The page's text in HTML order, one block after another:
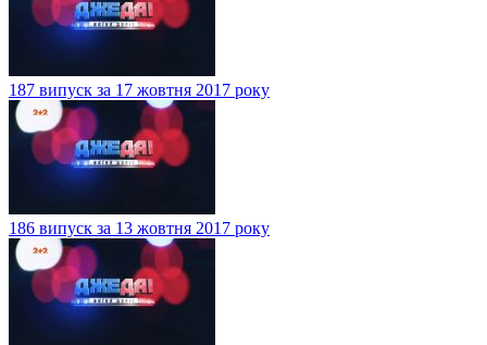
187 випуск за 17 жовтня 2017 року
186 випуск за 13 жовтня 2017 року